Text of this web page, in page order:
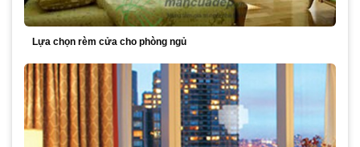
Lựa chọn rèm cửa cho phòng ngủ